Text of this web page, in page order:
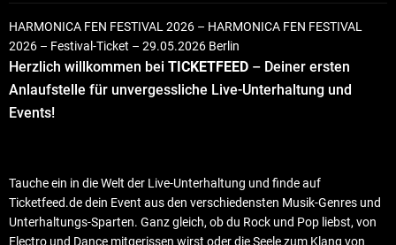
HARMONICA FEN FESTIVAL 2026 – HARMONICA FEN FESTIVAL
2026 – Festival-Ticket – 29.05.2026 Berlin
Herzlich willkommen bei TICKETFEED – Deiner ersten
Anlaufstelle für unvergessliche Live-Unterhaltung und
Events!
Tauche ein in die Welt der Live-Unterhaltung und finde auf
Ticketfeed.de dein Event aus den verschiedensten Musik-Genres und
Unterhaltungs-Sparten. Ganz gleich, ob du Rock und Pop liebst, von
Electro und Dance mitgerissen wirst oder die Seele zum Klang von